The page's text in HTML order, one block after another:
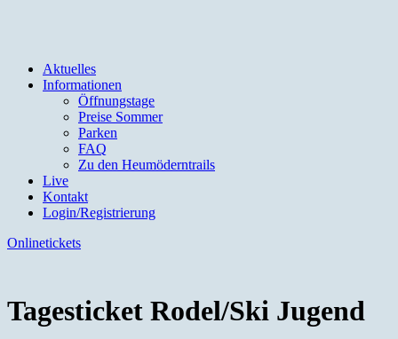
Aktuelles
Informationen
Öffnungstage
Preise Sommer
Parken
FAQ
Zu den Heumöderntrails
Live
Kontakt
Login/Registrierung
Onlinetickets
Tagesticket Rodel/Ski Jugend